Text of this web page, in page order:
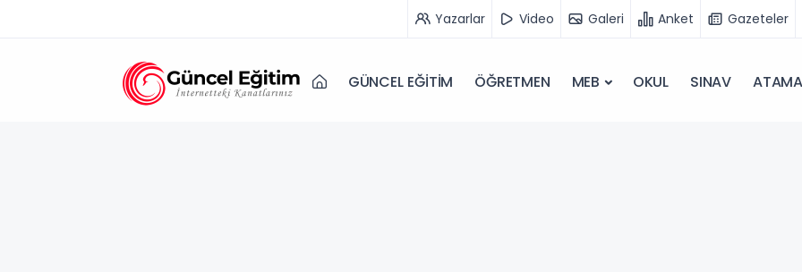
Yazarlar Video Galeri Anket Gazeteler
GÜNCEL EĞİTİM ÖĞRETMEN MEB OKUL SINAV ATAMA